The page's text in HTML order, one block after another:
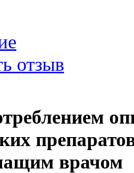
отзыв
врачом